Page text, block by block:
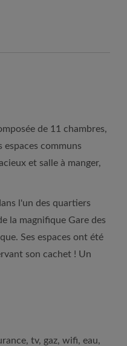
de 11 chambres,
espaces communs
et salle à manger,
l'un des quartiers
la magnifique Gare des
Ses espaces ont été
son cachet ! Un
tv, gaz, wifi, eau,